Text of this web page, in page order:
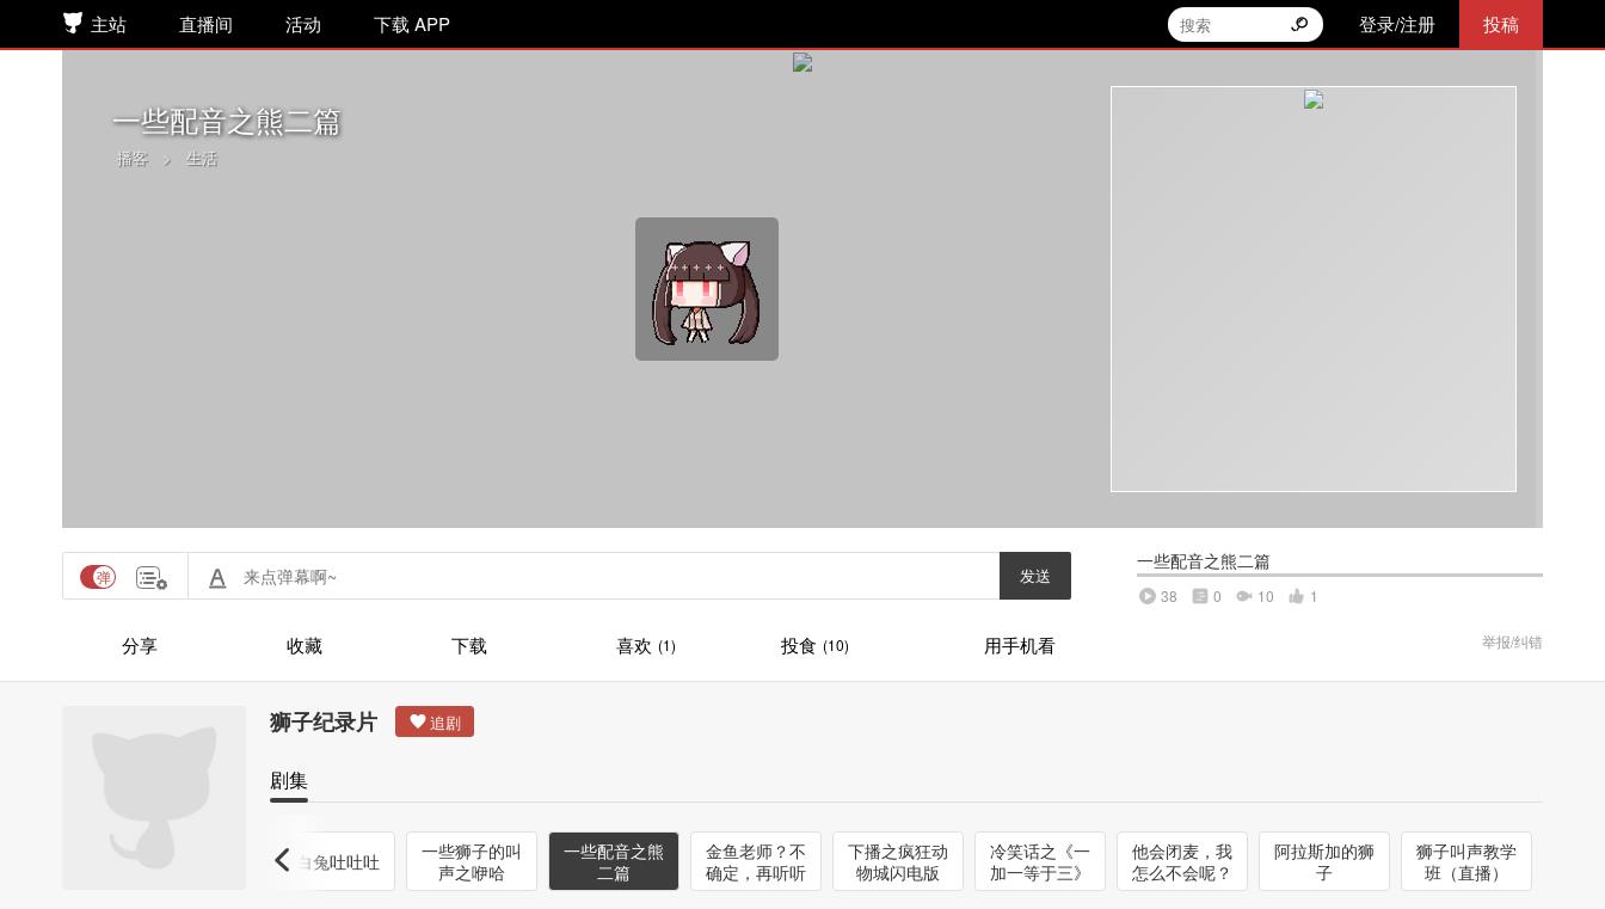
主站 直播间 活动 下载 APP 登录/注册 投稿
一些配音之熊二篇
播客 > 生活
发送
分享 收藏 下载 喜欢 (1) 投食 (10) 用手机看
一些配音之熊二篇
38 0 10 1
举报/纠错
狮子纪录片
剧集
小白兔吐吐吐
一些狮子的叫
声之咿哈
一些配音之熊
二篇
金鱼老师？不
确定，再听听
下播之疯狂动
物城闪电版
冷笑话之《一
加一等于三》
他会闭麦，我
怎么不会呢？
阿拉斯加的狮
子
狮子叫声教学
班（直播）